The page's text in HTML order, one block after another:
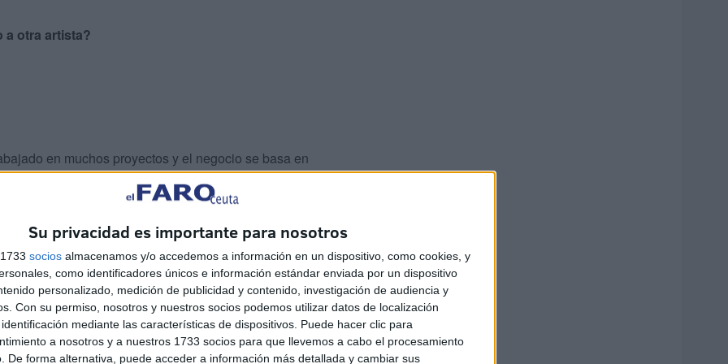
Su privacidad es importante para nosotros
socios almacenamos y/o accedemos a información en un dispositivo, como cookies, y
como identificadores únicos e información estándar enviada por un dispositivo
personalizado, medición de publicidad y contenido, investigación de audiencia y
Con su permiso, nosotros y nuestros socios podemos utilizar datos de localización
mediante las características de dispositivos. Puede hacer clic para
a nosotros y a nuestros 1733 socios para que llevemos a cabo el procesamiento
De forma alternativa, puede acceder a información más detallada y cambiar sus
a otra artista?
en muchos proyectos y el negocio se basa en
a mi vida. Una vez he empezado a hacer de ella,
posible. Lo disfruto y aprendo mucho. Es increíble.
difícil…?
para recrear a la Torroja porque, si no, al final se
era Mecano en aquella época. La coreografía era
años 90.